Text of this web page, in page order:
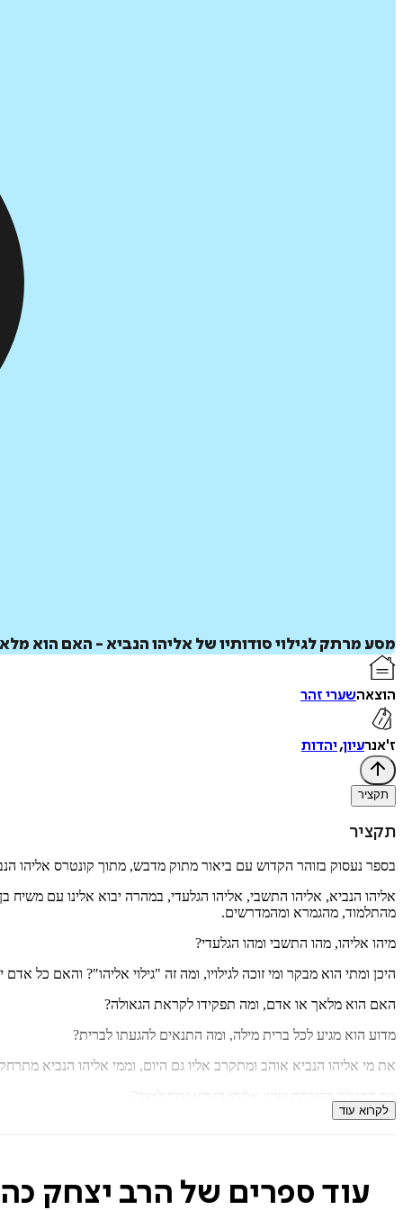
מסע מרתק לגילוי סודותיו של אליהו הנביא - האם הוא
הוצאהשערי זהר
ז'אנרעיון,יהדות
תקציר
תקציר
בספר נעסוק בזוהר הקדוש עם ביאור מתוק מדבש, מתוך קונטרס אליהו
אליהו הנביא, אליהו התשבי, אליהו הגלעדי, במהרה יבוא אלינו עם משיח
מהתלמוד, מהגמרא ומהמדרשים.
מיהו אליהו, מהו התשבי ומהו הגלעדי?
היכן ומתי הוא מבקר ומי זוכה לגילויו, ומה זה "גילוי אליהו"? והאם כל אדם
האם הוא מלאך או אדם, ומה תפקידו לקראת הגאולה?
מדוע הוא מגיע לכל ברית מילה, ומה התנאים להגעתו לברית?
את מי אליהו הנביא אוהב ומתקרב אליו גם היום, וממי אליהו הנביא
לקרוא עוד
עוד ספרים של הרב יצחק